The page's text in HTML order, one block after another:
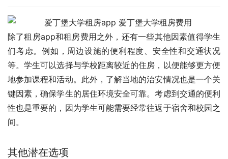
除了租房app和租房费用之外，还有一些其他因素值得学生
们考虑。例如，周边设施的便利程度、安全性和交通状况
等。学生可以选择与学校距离较近的住房，以便能够更方便
地参加课程和活动。此外，了解当地的治安情况也是一个关
键因素，确保学生的居住环境安全可靠。考虑到交通的便利
性也是重要的，因为学生可能需要经常往返于宿舍和校园之
间。
其他潜在选项